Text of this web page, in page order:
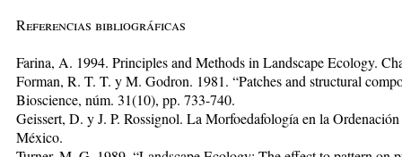
Referencias bibliográficas
Farina, A. 1994. Principles and Methods in Landscape Ecology.
Forman, R. T. T. y M. Godron. 1981. “Patches and structural
Bioscience, núm. 31(10), pp. 733-740.
Geissert, D. y J. P. Rossignol. La Morfoedafología en la
México.